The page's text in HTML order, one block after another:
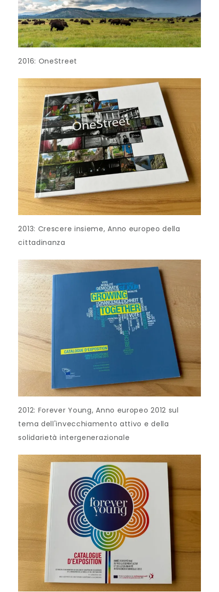
2016: OneStreet
2013: Crescere insieme, Anno europeo della
cittadinanza
2012: Forever Young, Anno europeo 2012 sul
tema dell'invecchiamento attivo e della
solidarietà intergenerazionale